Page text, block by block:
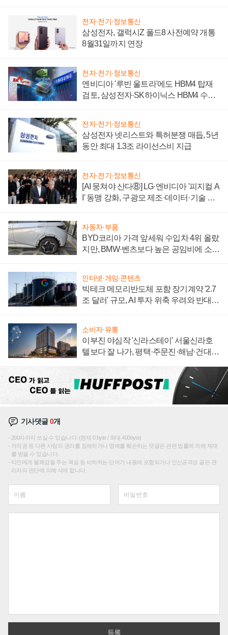
전자·전기·정보통신
삼성전자, 갤럭시Z 폴드8 사전예약 개통
8월31일까지 연장
전자·전기·정보통신
엔비디아 '루빈 울트라'에도 HBM4 탑재
검토, 삼성전자·SK하이닉스 HBM4 수율
전자·전기·정보통신
삼성전자 넷리스트와 특허분쟁 매듭, 5년
동안 최대 1.3조 라이선스비 지급
전자·전기·정보통신
[AI 뭉쳐야 산다⑧] LG·엔비디아 '피지컬 A
I' 동맹 강화, 구광모 제조·데이터·기술 결
자동차·부품
BYD코리아 가격 앞세워 수입차 4위 올랐
지만, BMW·벤츠보다 높은 공임비에 소비
인터넷·게임·콘텐츠
빅테크 메모리반도체 포함 장기계약 '2.7
조 달러' 규모, AI 투자 위축 우려와 반대
소비자·유통
이부진 야심작 '신라스테이' 서울신라호
텔보다 잘 나가, 평택·주문진·해남·건대로
기사댓글0개
200자까지 쓰실 수 있습니다. (현재 0 byte / 최대 400byte)
저작권 등 다른 사람의 권리를 침해하거나 명예를 훼손하는 댓글은 관련 법률에 의해 제재
를 받을 수 있습니다.
타인에게 불쾌감을 주는 욕설 등 비하하는 단어가 내용에 포함되거나 인신공격성 글은 관
리자의 판단에 의해 삭제 합니다.